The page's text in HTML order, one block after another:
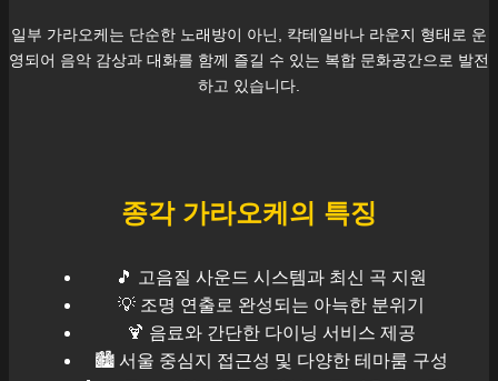
일부 가라오케는 단순한 노래방이 아닌, 칵테일바나 라운지 형태로 운
영되어 음악 감상과 대화를 함께 즐길 수 있는 복합 문화공간으로 발전
하고 있습니다.
종각가라오케의 특징
🎵 고음질 사운드 시스템과 최신 곡 지원
💡 조명 연출로 완성되는 아늑한 분위기
🍹 음료와 간단한 다이닝 서비스 제공
🏙️ 서울 중심지 접근성 및 다양한 테마룸 구성